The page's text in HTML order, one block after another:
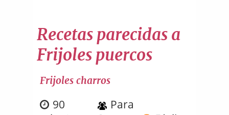
Recetas parecidas a
Frijoles puercos
Frijoles charros
90
Para